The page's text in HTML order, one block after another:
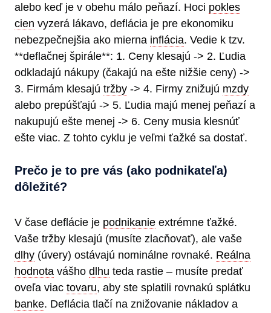
alebo keď je v obehu málo peňazí. Hoci pokles
cien vyzerá lákavo, deflácia je pre ekonomiku
nebezpečnejšia ako mierna inflácia. Vedie k tzv.
**deflačnej špirále**: 1. Ceny klesajú -> 2. Ľudia
odkladajú nákupy (čakajú na ešte nižšie ceny) ->
3. Firmám klesajú tržby -> 4. Firmy znižujú mzdy
alebo prepúšťajú -> 5. Ľudia majú menej peňazí a
nakupujú ešte menej -> 6. Ceny musia klesnúť
ešte viac. Z tohto cyklu je veľmi ťažké sa dostať.
Prečo je to pre vás (ako podnikateľa)
dôležité?
V čase deflácie je podnikanie extrémne ťažké.
Vaše tržby klesajú (musíte zlacňovať), ale vaše
dlhy (úvery) ostávajú nominálne rovnaké. Reálna
hodnota vášho dlhu teda rastie – musíte predať
oveľa viac tovaru, aby ste splatili rovnakú splátku
banke. Deflácia tlačí na znižovanie nákladov a